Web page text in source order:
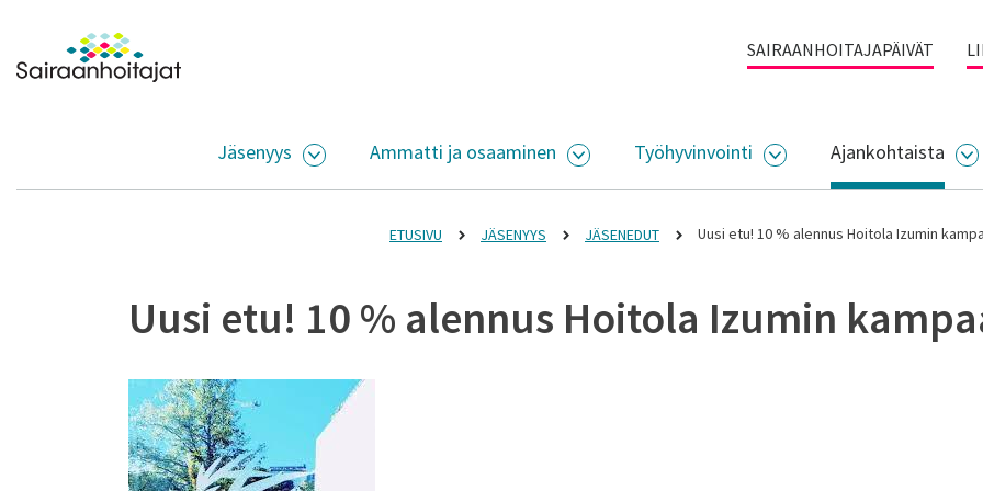
Siirry sisältöön
Etusivulle SAIRAANHOITAJAPÄIVÄT
Jäsenyys
AVAA ALASIVUJEN VALIKKO
Ammatti ja osaaminen
AVAA ALASIVUJEN VALIKKO
Työhyvinvointi
AVAA ALASIVUJEN
Ajankohtaista
ETUSIVU JÄSENYYS JÄSENEDUT Uusi etu! 10 % alennus Hoitola Izumin
Uusi etu! 10 % alennus Hoitola Izumin